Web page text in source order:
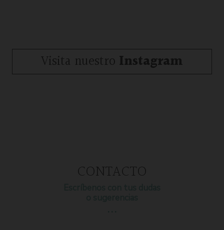
Visita nuestro Instagram
CONTACTO